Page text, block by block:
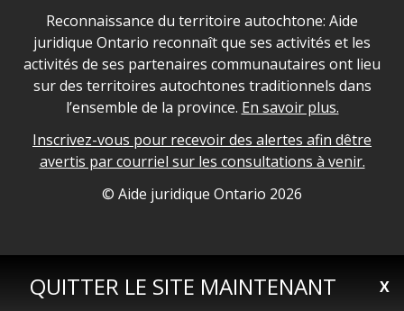
QUITTER LE SITE MAINTENANT X
Legal Aid Ontario land acknowledgement
Reconnaissance du territoire autochtone: Aide
juridique Ontario reconnaît que ses activités et les
activités de ses partenaires communautaires ont lieu
sur des territoires autochtones traditionnels dans
l’ensemble de la province. En savoir plus.
Inscrivez-vous pour recevoir des alertes afin dêtre
avertis par courriel sur les consultations à venir.
Legal Aid Ontario copyright information
© Aide juridique Ontario 2026